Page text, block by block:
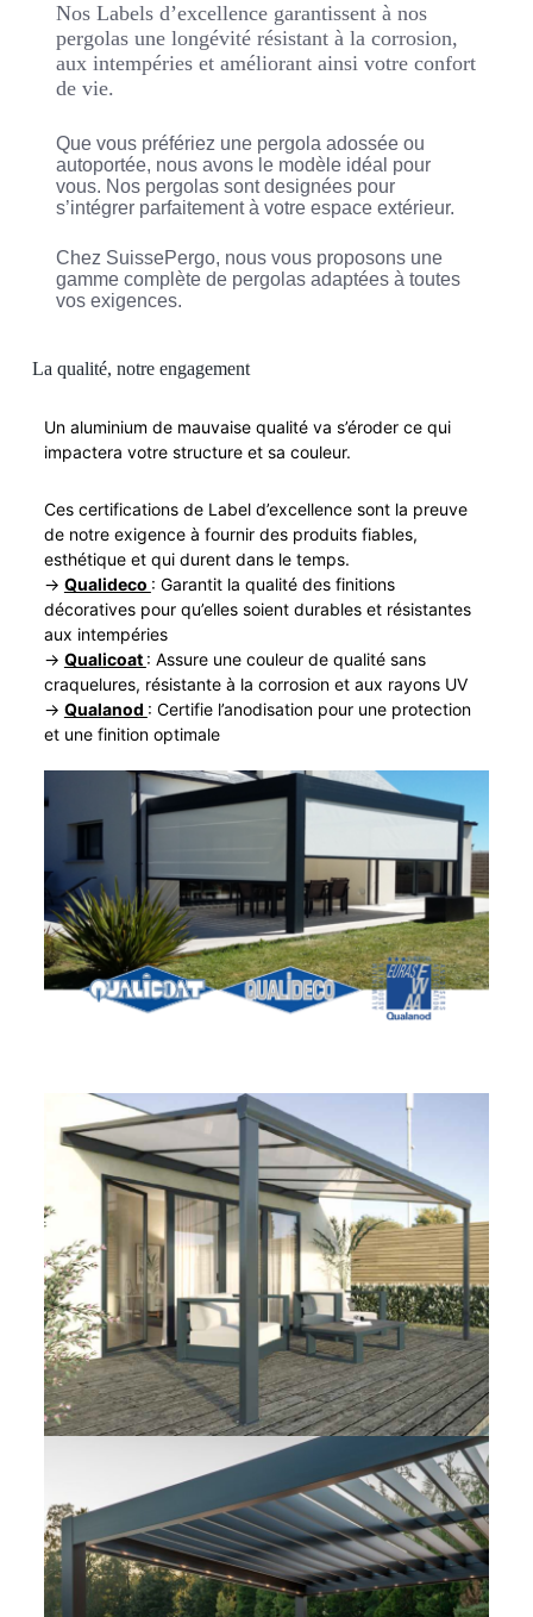
Nos Labels d’excellence garantissent à nos
pergolas une longévité résistant à la corrosion,
aux intempéries et améliorant ainsi votre confort
de vie.
Que vous préfériez une pergola adossée ou
autoportée, nous avons le modèle idéal pour
vous. Nos pergolas sont designées pour
s’intégrer parfaitement à votre espace extérieur.
Chez SuissePergo, nous vous proposons une
gamme complète de pergolas adaptées à toutes
vos exigences.
La qualité, notre engagement
Un aluminium de mauvaise qualité va s’éroder ce qui
impactera votre structure et sa couleur.
Ces certifications de Label d’excellence sont la preuve
de notre exigence à fournir des produits fiables,
esthétique et qui durent dans le temps.
-> Qualideco : Garantit la qualité des finitions
décoratives pour qu’elles soient durables et résistantes
aux intempéries
-> Qualicoat : Assure une couleur de qualité sans
craquelures, résistante à la corrosion et aux rayons UV
-> Qualanod : Certifie l’anodisation pour une protection
et une finition optimale